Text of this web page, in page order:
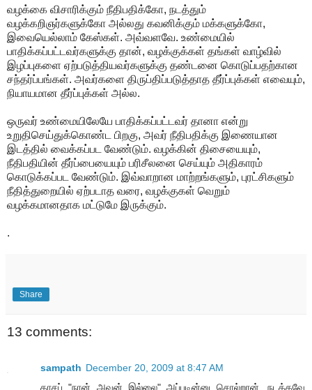
வழக்கை விசாரிக்கும் நீதிபதிக்கோ, நடத்தும்
வழக்கறிஞர்களுக்கோ அல்லது கவனிக்கும் மக்களுக்கோ,
இவையெல்லாம் கேஸ்கள். அவ்வளவே. உண்மையில்
பாதிக்கப்பட்டவர்களுக்கு தான், வழக்குக்கள் தங்கள் வாழ்வில்
இழப்புகளை ஏற்படுத்தியவர்களுக்கு தண்டனை கொடுப்பதற்கான
சந்தர்ப்பங்கள். அவர்களை திருப்திப்படுத்தாத தீர்ப்புக்கள் எவையும்,
நியாயமான தீர்ப்புக்கள் அல்ல.
ஒருவர் உண்மையிலேயே பாதிக்கப்பட்டவர் தானா என்று
உறுதிசெய்துக்கொண்ட பிறகு, அவர் நீதிபதிக்கு இணையான
இடத்தில் வைக்கப்பட வேண்டும். வழக்கின் திசையையும்,
நீதிபதியின் தீர்ப்பையையும் பரிசீலனை செய்யும் அதிகாரம்
கொடுக்கப்பட வேண்டும். இவ்வாறான மாற்றங்களும், புரட்சிகளும்
நீதித்துறையில் ஏற்படாத வரை, வழக்குகள் வெறும்
வழக்கமானதாக மட்டுமே இருக்கும்.
.
Share
13 comments:
sampath December 20, 2009 at 8:47 AM
காசப் "நான் அவன் இல்லை" அப்படின்னு சொல்றான். நடக்கவே